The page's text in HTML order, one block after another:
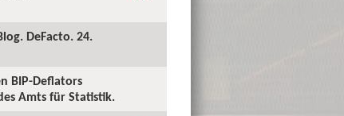
DeFacto. 24.
BIP-Deflators
Amts für Statistik.